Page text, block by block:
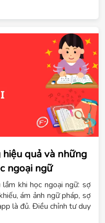
quả và những
ngoại ngữ
khi học ngoại ngữ: sợ
ám ảnh ngữ pháp, sợ
là đủ. Điều chỉnh tư duy